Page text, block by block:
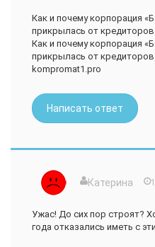
Как и почему корпорация
прикрылась от
Как и почему корпорация
прикрылась от
kompromat1.pro
Написать ответ
Катерина
Ужас! До сих пор строят?
года отказались иметь с